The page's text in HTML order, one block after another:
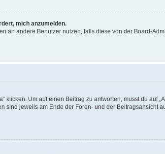
mich anzumelden.
an andere Benutzer nutzen, falls diese von der Board-
klicken. Um auf einen Beitrag zu antworten, musst du auf
jeweils am Ende der Foren- und der Beitragsansicht